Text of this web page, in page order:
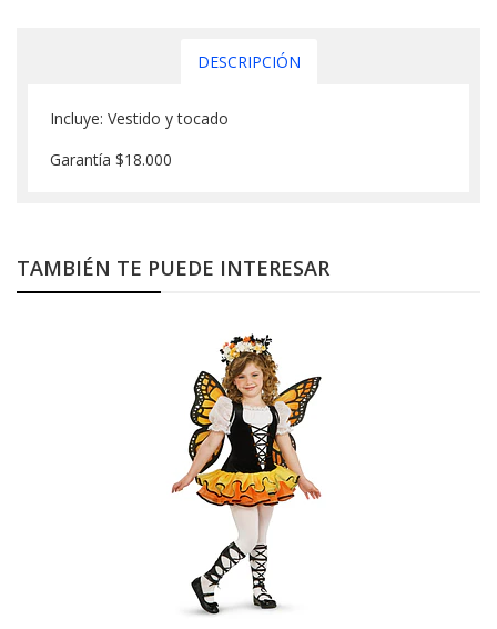
DESCRIPCIÓN
Incluye: Vestido y tocado
Garantía $18.000
TAMBIÉN TE PUEDE INTERESAR